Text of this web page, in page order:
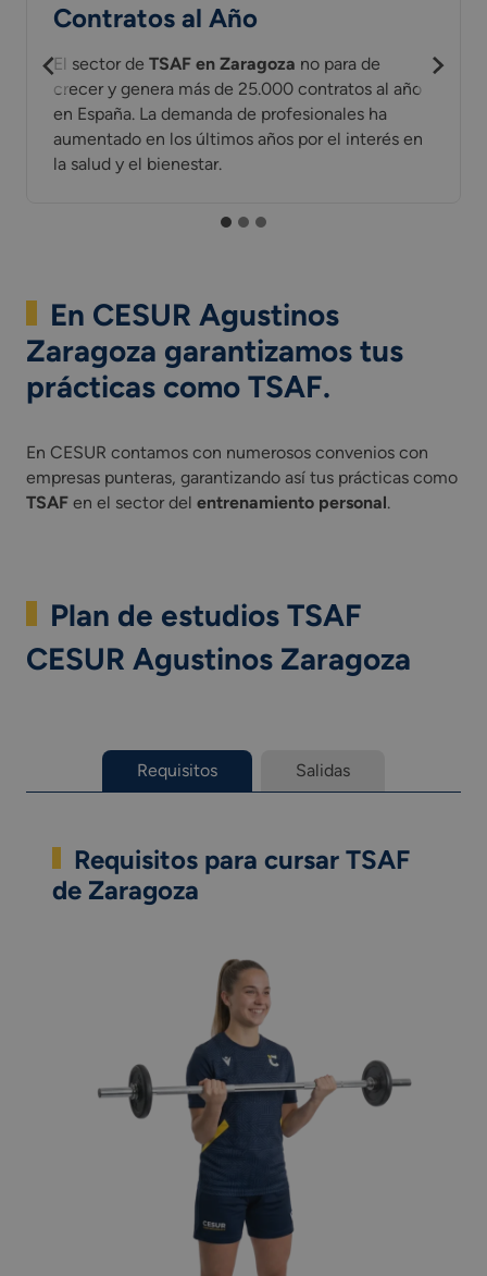
Contratos al Año
El sector de TSAF en Zaragoza no para de
crecer y genera más de 25.000 contratos al año
en España. La demanda de profesionales ha
aumentado en los últimos años por el interés en
la salud y el bienestar.
En CESUR Agustinos
Zaragoza garantizamos tus
prácticas como TSAF.
En CESUR contamos con numerosos convenios con
empresas punteras, garantizando así tus prácticas como
TSAF en el sector del entrenamiento personal.
Plan de estudios TSAF
CESUR Agustinos Zaragoza
Requisitos Salidas
Requisitos para cursar TSAF
de Zaragoza